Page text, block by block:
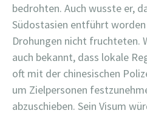
bedrohten. Auch wusste er,
Südostasien entführt
Drohungen nicht fruchteten.
auch bekannt, dass lokale
oft mit der chinesischen
um Zielpersonen
abzuschieben. Sein Visum